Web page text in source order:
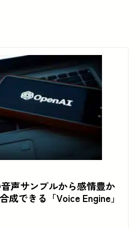
声サンプルから感情豊か
成できる「Voice Engine」